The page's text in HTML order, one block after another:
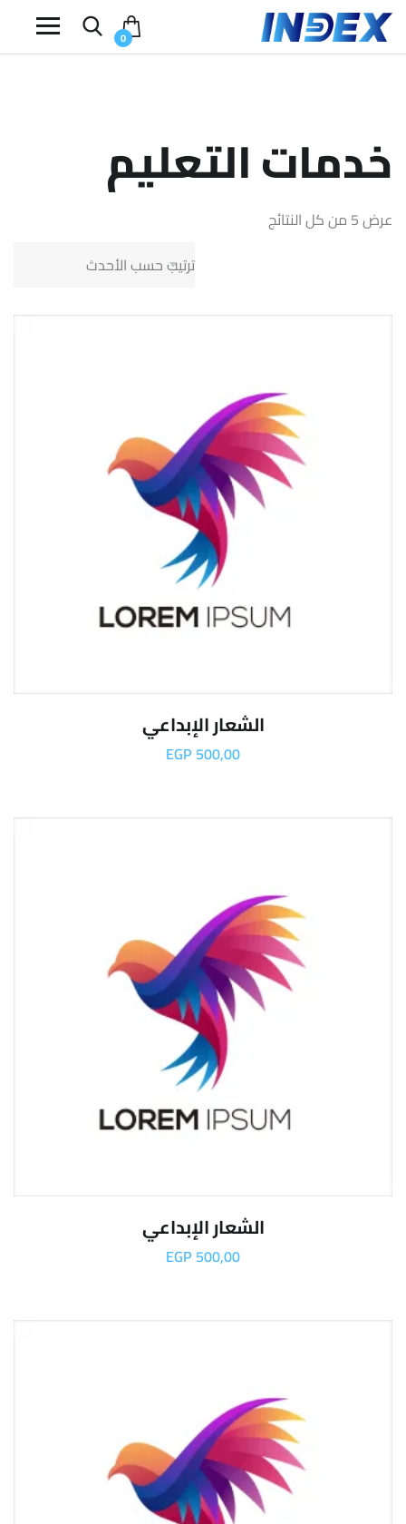
0
خدمات التعليم
عرض ⁦5⁩ من كل النتائج
الشعار الإبداعي
EGP 500,00
الشعار الإبداعي
EGP 500,00